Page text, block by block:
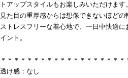
トアップスタイルもお楽しみいただけます。
見た目の重厚感からは想像できないほどの
ストレスフリーな着心地で、一日中快適
イント。
＊＊＊＊＊＊＊＊＊＊＊＊＊＊＊＊＊＊＊
透け感：なし